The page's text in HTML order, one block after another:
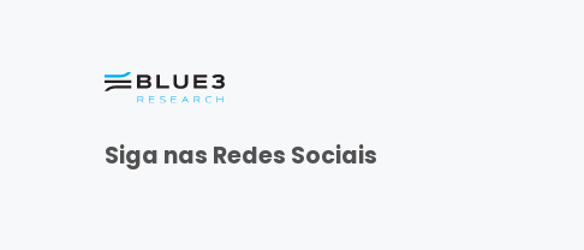
Siga nas Redes Sociais